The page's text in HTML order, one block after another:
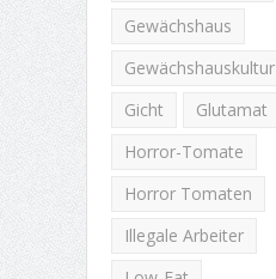
Gewächshaus
Gewächshauskultur
Gicht
Glutamat
Horror-Tomate
Horror Tomaten
Illegale Arbeiter